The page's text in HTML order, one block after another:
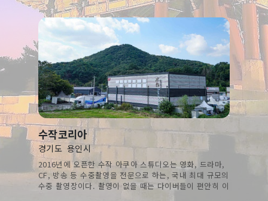
수작코리아
경기도 용인시
2016년에 오픈한 수작 아쿠아 스튜디오는 영화, 드라마,
CF, 방송 등 수중촬영을 전문으로 하는, 국내 최대 규모의
수중 촬영장이다. 촬영이 없을 때는 다이버들이 편안히 이